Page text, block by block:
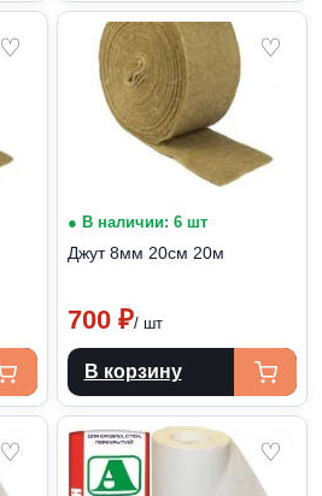
♡ ♡
● В наличии: 6 шт
Джут 8мм 20см 20м
700 ₽/ шт
В корзину
♡ ♡